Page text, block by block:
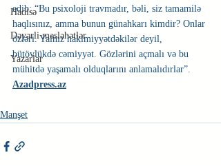
Hadisə
Dəyərli məsləhətlər
Yazarlar
edib: “Bu psixoloji travmadır, bəli, siz tamamilə
haqlısınız, amma bunun günahkarı kimdir? Onlar
özləri. Yalnız hakimiyyətdəkilər deyil,
bütövlükdə cəmiyyət. Gözlərini açmalı və bu
mühitdə yaşamalı olduqlarını anlamalıdırlar”.
Azadpress.az
Manşet